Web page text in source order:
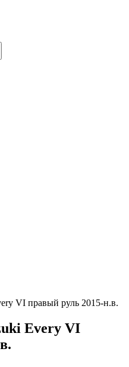
VI правый руль 2015-н.в.
Every VI